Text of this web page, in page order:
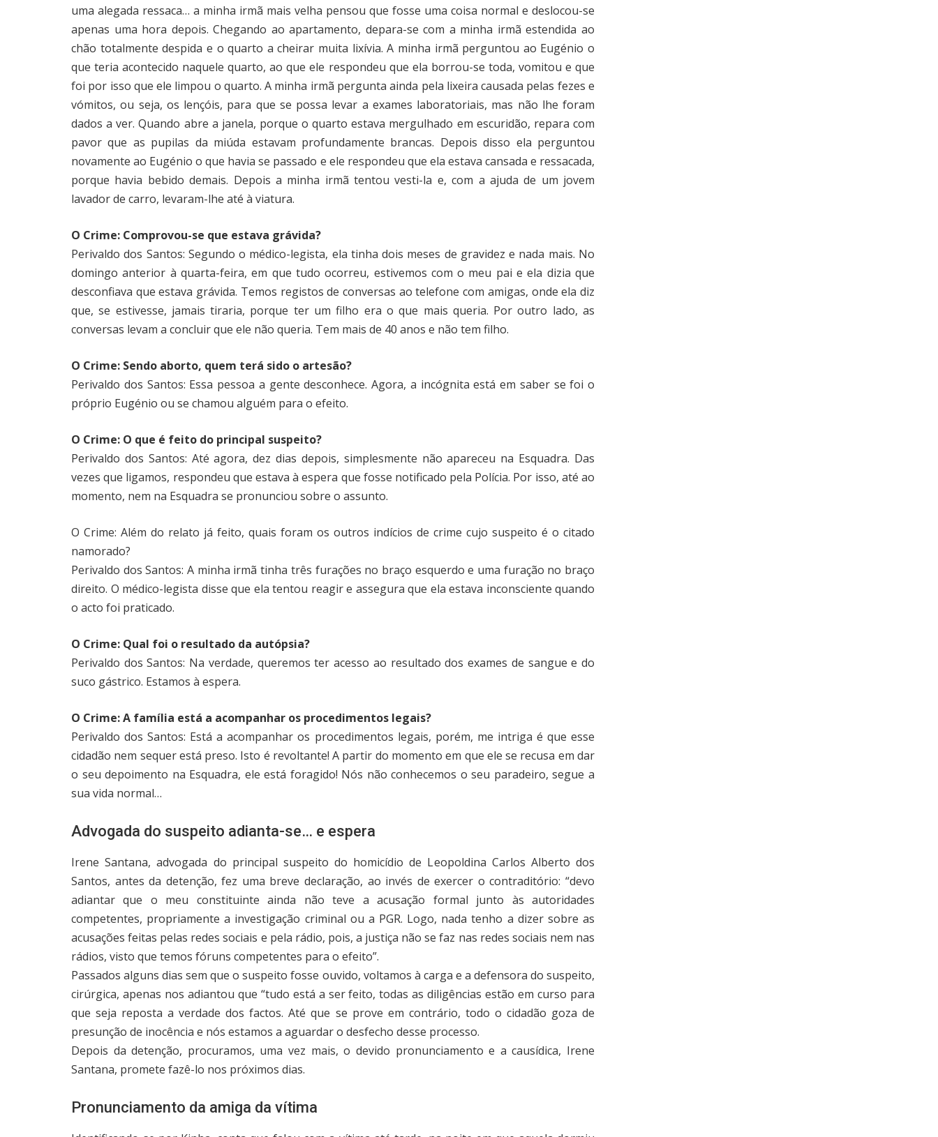
uma alegada ressaca… a minha irmã mais velha pensou que fosse uma coisa normal e deslocou-se
apenas uma hora depois. Chegando ao apartamento, depara-se com a minha irmã estendida ao
chão totalmente despida e o quarto a cheirar muita lixívia. A minha irmã perguntou ao Eugénio o
que teria acontecido naquele quarto, ao que ele respondeu que ela borrou-se toda, vomitou e que
foi por isso que ele limpou o quarto. A minha irmã pergunta ainda pela lixeira causada pelas fezes e
vómitos, ou seja, os lençóis, para que se possa levar a exames laboratoriais, mas não lhe foram
dados a ver. Quando abre a janela, porque o quarto estava mergulhado em escuridão, repara com
pavor que as pupilas da miúda estavam profundamente brancas. Depois disso ela perguntou
novamente ao Eugénio o que havia se passado e ele respondeu que ela estava cansada e ressacada,
porque havia bebido demais. Depois a minha irmã tentou vesti-la e, com a ajuda de um jovem
lavador de carro, levaram-lhe até à viatura.
O Crime: Comprovou-se que estava grávida?
Perivaldo dos Santos: Segundo o médico-legista, ela tinha dois meses de gravidez e nada mais. No
domingo anterior à quarta-feira, em que tudo ocorreu, estivemos com o meu pai e ela dizia que
desconfiava que estava grávida. Temos registos de conversas ao telefone com amigas, onde ela diz
que, se estivesse, jamais tiraria, porque ter um filho era o que mais queria. Por outro lado, as
conversas levam a concluir que ele não queria. Tem mais de 40 anos e não tem filho.
O Crime: Sendo aborto, quem terá sido o artesão?
Perivaldo dos Santos: Essa pessoa a gente desconhece. Agora, a incógnita está em saber se foi o
próprio Eugénio ou se chamou alguém para o efeito.
O Crime: O que é feito do principal suspeito?
Perivaldo dos Santos: Até agora, dez dias depois, simplesmente não apareceu na Esquadra. Das
vezes que ligamos, respondeu que estava à espera que fosse notificado pela Polícia. Por isso, até ao
momento, nem na Esquadra se pronunciou sobre o assunto.
O Crime: Além do relato já feito, quais foram os outros indícios de crime cujo suspeito é o citado
namorado?
Perivaldo dos Santos: A minha irmã tinha três furações no braço esquerdo e uma furação no braço
direito. O médico-legista disse que ela tentou reagir e assegura que ela estava inconsciente quando
o acto foi praticado.
O Crime: Qual foi o resultado da autópsia?
Perivaldo dos Santos: Na verdade, queremos ter acesso ao resultado dos exames de sangue e do
suco gástrico. Estamos à espera.
O Crime: A família está a acompanhar os procedimentos legais?
Perivaldo dos Santos: Está a acompanhar os procedimentos legais, porém, me intriga é que esse
cidadão nem sequer está preso. Isto é revoltante! A partir do momento em que ele se recusa em dar
o seu depoimento na Esquadra, ele está foragido! Nós não conhecemos o seu paradeiro, segue a
sua vida normal…
Advogada do suspeito adianta-se… e espera
Irene Santana, advogada do principal suspeito do homicídio de Leopoldina Carlos Alberto dos
Santos, antes da detenção, fez uma breve declaração, ao invés de exercer o contraditório: “devo
adiantar que o meu constituinte ainda não teve a acusação formal junto às autoridades
competentes, propriamente a investigação criminal ou a PGR. Logo, nada tenho a dizer sobre as
acusações feitas pelas redes sociais e pela rádio, pois, a justiça não se faz nas redes sociais nem nas
rádios, visto que temos fóruns competentes para o efeito”.
Passados alguns dias sem que o suspeito fosse ouvido, voltamos à carga e a defensora do suspeito,
cirúrgica, apenas nos adiantou que “tudo está a ser feito, todas as diligências estão em curso para
que seja reposta a verdade dos factos. Até que se prove em contrário, todo o cidadão goza de
presunção de inocência e nós estamos a aguardar o desfecho desse processo.
Depois da detenção, procuramos, uma vez mais, o devido pronunciamento e a causídica, Irene
Santana, promete fazê-lo nos próximos dias.
Pronunciamento da amiga da vítima